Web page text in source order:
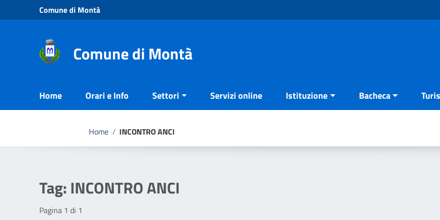
Vai ai contenuti
Vai al menu di navigazione
Comune di Montà
Comune di Montà
Home Orari e Info Settori Servizi online Istituzione Bacheca
Home / INCONTRO ANCI
Tag: INCONTRO ANCI
Pagina 1 di 1